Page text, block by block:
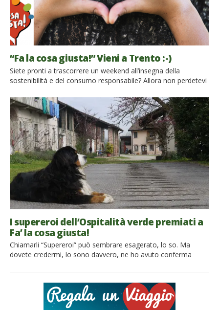
“Fa la cosa giusta!” Vieni a Trento :-)
Siete pronti a trascorrere un weekend all’insegna della
sostenibilità e del consumo responsabile? Allora non perdetevi
Trento Dal 26 al 28 ottobre 2018 si terrà la XIV edizione di Fa
la cosa giusta! Trento, fiera mercato del consumo
responsabile che unisce la sostenibilità all’innovazione. […]
I supereroi dell’Ospitalità verde premiati a
Fa’ la cosa giusta!
Chiamarli “Supereroi” può sembrare esagerato, lo so. Ma
dovete credermi, lo sono davvero, ne ho avuto conferma
colte, papà di 5 figli o imprenditrici agricole super toste, che
hanno dedicato la loro vita alla Terra e all’Ospitalità. Le loro
strutture ricettive hanno pareti in paglia e argilla, […]